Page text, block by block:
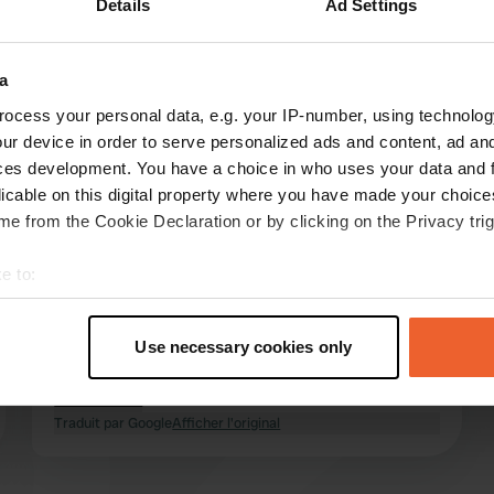
Details Ad Settings
your personal data, e.g. your IP-number, using
device in order to serve personalized ads and content, ad
development. You have a choice in who uses your data and
on this digital property where you have made your
from the Cookie Declaration or by clicking on the Privacy
to:
geographical location which can be accurate to within
personal data is processed and set your preferences in the
content and ads, to provide social media features and to
Use necessary cookies only
Montre plus
avis
Tempelvrouw
juil. 2026
emplacements spacieux. Avec ou sans
électricité ; à l’ombre ou au soleil. Sanitaires
impeccables et douches chaudes très
agréables. À quelques pas d’un grand centre
ville. Personnel très accueillant.
Traduit par GoogleAfficher l'original